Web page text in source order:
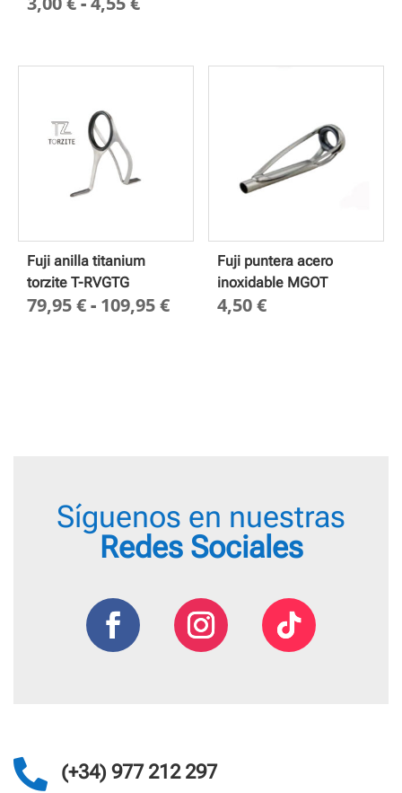
desde
Fuji anilla titanium
torzite T-RVGTG
79,95€- 109,95€Rango
Fuji puntera acero
inoxidable MGOT
4,50€
Síguenos en nuestras
Redes Sociales
 (+34) 977 212 297